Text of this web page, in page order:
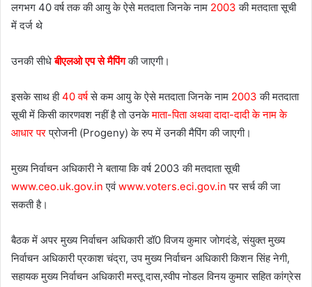
लगभग 40 वर्ष तक की आयु के ऐसे मतदाता जिनके नाम 2003 की मतदाता सूची
में दर्ज थे
उनकी सीधेबीएलओ एप से मैपिंगकी जाएगी।
इसके साथ ही40 वर्षसे कम आयु के ऐसे मतदाता जिनके नाम 2003 की मतदाता
सूची में किसी कारणवश नहीं है तो उनकेमाता-पिता अथवा दादा-दादी के नाम के
आधार परप्रोजनी (Progeny) के रुप में उनकी मैपिंग की जाएगी।
मुख्य निर्वाचन अधिकारी ने बताया कि वर्ष 2003 की मतदाता सूची
www.ceo.uk.gov.in एवंwww.voters.eci.gov.in पर सर्च की जा
सकती है।
बैठक में अपर मुख्य निर्वाचन अधिकारी डॉ0 विजय कुमार जोगदंडे, संयुक्त मुख्य
निर्वाचन अधिकारी प्रकाश चंद्रा, उप मुख्य निर्वाचन अधिकारी किशन सिंह नेगी,
सहायक मुख्य निर्वाचन अधिकारी मस्तू दास,स्वीप नोडल विनय कुमार सहित कांग्रेस